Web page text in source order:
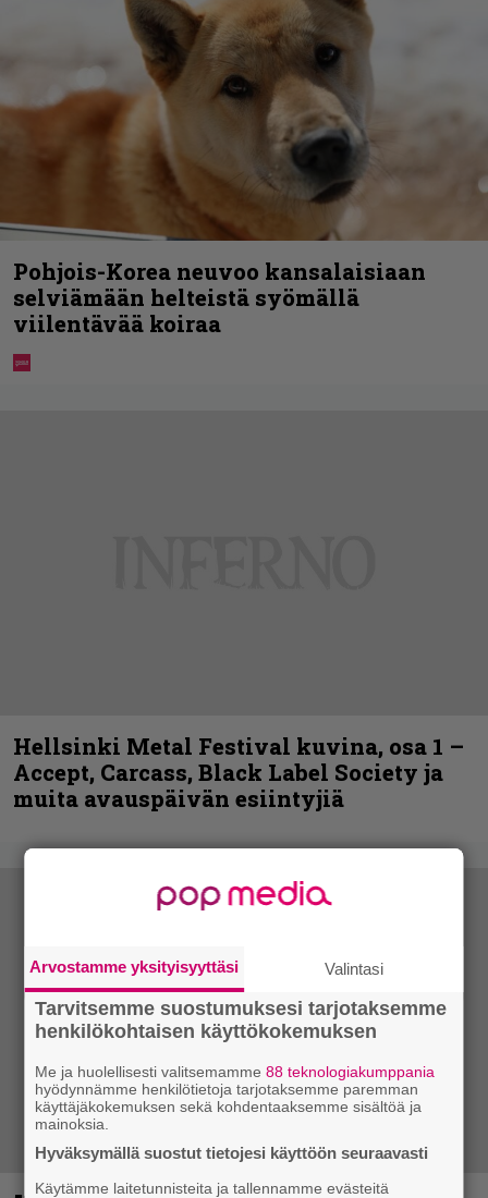
Pohjois-Korea neuvoo kansalaisiaan
selviämään helteistä syömällä
viilentävää koiraa
Hellsinki Metal Festival kuvina, osa 1 –
Accept, Carcass, Black Label Society ja
muita avauspäivän esiintyjiä
Arvostamme yksityisyyttäsi Valintasi
Tarvitsemme suostumuksesi tarjotaksemme
henkilökohtaisen käyttökokemuksen
Me ja huolellisesti valitsemamme88 teknologiakumppania
hyödynnämme henkilötietoja tarjotaksemme paremman
käyttäjäkokemuksen sekä kohdentaaksemme sisältöä ja
mainoksia.
Hyväksymällä suostut tietojesi käyttöön seuraavasti
Käytämme laitetunnisteita ja tallennamme evästeitä